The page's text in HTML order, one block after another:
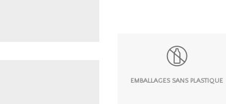
EMBALLAGES SANS PLASTIQUE